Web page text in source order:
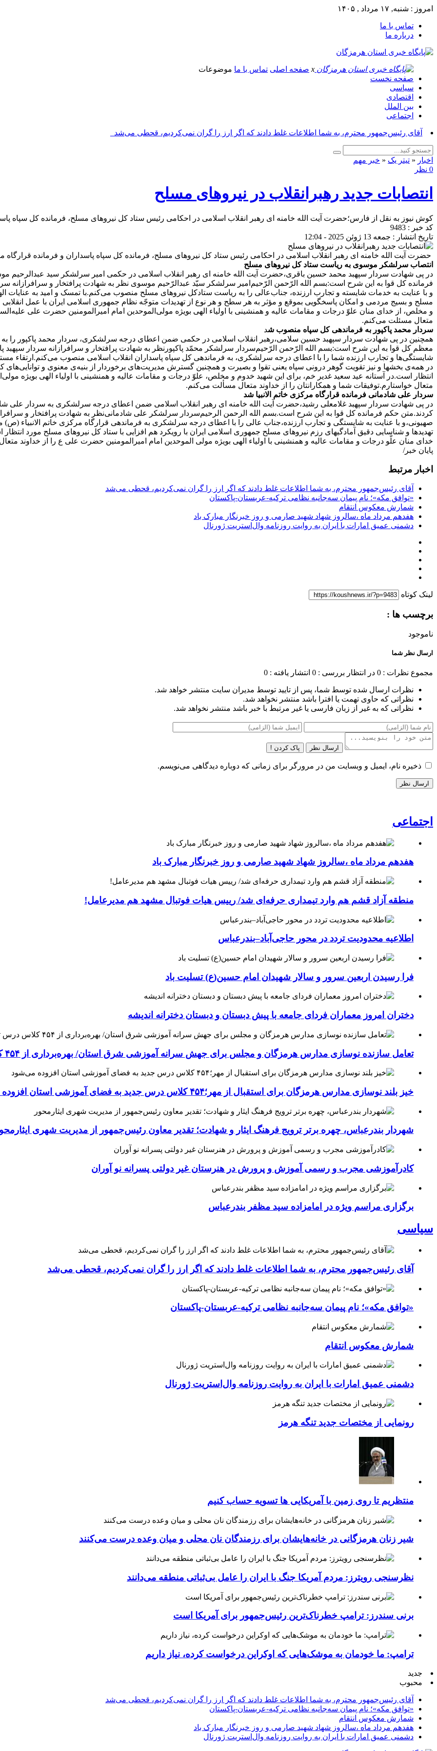
امروز : شنبه, ۱۷ مرداد , ۱۴۰۵
تماس با ما
درباره ما
x صفحه اصلی تماس با ما موضوعات
صفحه نخست
سیاسی
اقتصادی
بین الملل
اجتماعی
آقای رئیس‌جمهور محترم، به شما اطلاعات غلط دادند که اگر ارز را گران نمی‌کردیم، قحطی می‌شد_
اخبار « تیتر یک « خبر مهم
0 نظر
انتصابات جدید رهبرانقلاب در نیروهای مسلح
کوش نیوز به نقل از فارس؛حضرت آیت الله خامنه ای رهبر انقلاب اسلامی در احکامی رئیس ستاد کل نیروهای مسلح، فرمانده کل سپاه
کد خبر : 9483
تاریخ انتشار : جمعه 13 ژوئن 2025 - 12:04
حضرت آیت الله خامنه ای رهبر انقلاب اسلامی در احکامی رئیس ستاد کل نیروهای مسلح، فرمانده کل سپاه پاسداران و فرمانده قرارگاه
انتصاب سرلشکر موسوی به ریاست ستاد کل نیروهای مسلح
در پی شهادت سردار سپهبد محمد حسین باقری،حضرت آیت الله خامنه ای رهبر انقلاب اسلامی در حکمی امیر سرلشکر سید عبدالرحیم
فرمانده کل قوا به این شرح است:بسم الله الرّحمن الرّحیم امیر سرلشکر سیّد عبدالرّحیم موسوی نظر به شهادت پرافتخار و
و با عنایت به خدمات شایسته و تجارب ارزنده، جناب‌عالی را به ریاست ستادکل نیروهای مسلح منصوب می‌کنم.با تمسک و امید به عنایات
مسلح و بسیج مردمی و امکان پاسخگویی بموقع و مؤثر به هر سطح و هر نوع از تهدیدات متوجّه نظام جمهوری اسلامی ایران با عمل
و مخلص، از خدای منان علوّ درجات و مقامات عالیه و همنشینی با اولیاء الهی بویژه مولی‌الموحدین امام امیرالمومنین حضرت علی
متعال مسئلت می‌کنم.
سردار محمد پاکپور به فرماندهی کل سپاه منصوب شد
همچنین در پی شهادت سردار سپهبد حسین سلامی،رهبر انقلاب اسلامی در حکمی ضمن اعطای درجه سرلشکری، سردار محمد پاکپور را
معظم کل قوا به این شرح است:بسم الله الرّحمن الرّحیمسردار سرلشکر محمّد پاکپور نظر به شهادت پرافتخار و سرافرازانه سردار
شایستگی‌ها و تجارب ارزنده شما را با اعطای درجه سرلشکری، به فرماندهی کل سپاه پاسداران انقلاب اسلامی منصوب می‌کنم. ارتقاء
در همه‌ی بخشها و نیز تقویت گوهر درونی سپاه یعنی تقوا و بصیرت و همچنین گسترش مدیریت‌های برخوردار از بنیه‌ی معنوی و
انتظار است.در آستانه عید سعید غدیر خم، برای این شهید خدوم و مخلص، علوّ درجات و مقامات عالیه و همنشینی با اولیاء الهی بویژه
متعال خواستارم.توفیقات شما و همکارانتان را از خداوند متعال مسألت می‌کنم.
سردار علی شادمانی فرمانده قرارگاه مرکزی خاتم الانبیا شد
در پی شهادت سردار سپهبد غلامعلی رشید،حضرت آیت الله خامنه ای رهبر انقلاب اسلامی ضمن اعطای درجه سرلشکری به سردار علی
کردند.متن حکم فرمانده کل قوا به این شرح است.بسم الله الرحمن الرحیمسردار سرلشکر علی شادمانی‌نظر به شهادت پرافتخار و
صهیونی،و با عنایت به شایستگی و تجارب ارزنده،جناب عالی را با اعطای درجه سرلشکری به فرماندهی قرارگاه مرکزی خاتم الانبیاء
تهدیدها و شناسایی دقیق آمادگیهای رزم نیروهای مسلح جمهوری اسلامی ایران با رویکرد هم افزایی با ستاد کل نیروهای مسلح مورد
خدای منان علّو درجات و مقامات عالیه و همنشینی با اولیاء الهی بویژه مولی الموحدین امام امیرالمومنین حضرت علی ع را از خداوند
پایان خبر/
اخبار مرتبط
آقای رئیس‌جمهور محترم، به شما اطلاعات غلط دادند که اگر ارز را گران نمی‌کردیم، قحطی می‌شد
«توافق مکه»؛ نام پیمان سه‌جانبه نظامی ترکیه-عربستان-پاکستان
شمارش معکوس انتقام
هفدهم مرداد ماه ،سالروز شهاد شهید صارمی و روز خبرنگار مبارک باد
دشمنی عمیق امارات با ایران به روایت روزنامه وال‌استریت ژورنال
لینک کوتاه
برچسب ها :
ناموجود
ارسال نظر شما
مجموع نظرات : 0 در انتظار بررسی : 0 انتشار یافته : 0
نظرات ارسال شده توسط شما، پس از تایید توسط مدیران سایت منتشر خواهد شد.
نظراتی که حاوی تهمت یا افترا باشد منتشر نخواهد شد.
نظراتی که به غیر از زبان فارسی یا غیر مرتبط با خبر باشد منتشر نخواهد شد.
ارسال نظر پاک کردن !
ذخیره نام، ایمیل و وبسایت من در مرورگر برای زمانی که دوباره دیدگاهی می‌نویسم.
اجتماعی
هفدهم مرداد ماه ،سالروز شهاد شهید صارمی و روز خبرنگار مبارک باد
منطقه آزاد قشم هم وارد تیمداری حرفه‌ای شد/ رییس هیات فوتبال مشهد هم مدیرعامل!
اطلاعیه محدودیت تردد در محور حاجی‌آباد–بندرعباس
فرا رسیدن اربعین سرور و سالار شهیدان امام حسین(ع) تسلیت باد
دختران امروز معماران فردای جامعه با پیش دبستان و دبستان دخترانه اندیشه
تعامل سازنده نوسازی مدارس هرمزگان و مجلس برای جهش سرانه آموزشی شرق استان/ بهره‌برداری از ۴۵۴ کلاس درس تا مهرماه
خیز بلند نوسازی مدارس هرمزگان برای استقبال از مهر؛۴۵۴ کلاس درس جدید به فضای آموزشی استان افزوده می‌شود
شهردار بندرعباس، چهره برتر ترویج فرهنگ ایثار و شهادت؛ تقدیر معاون رئیس‌جمهور از مدیریت شهری
کادرآموزشی مجرب و رسمی آموزش و پرورش در هنرستان غیر دولتی پسرانه نو آوران
برگزاری مراسم ویژه در امامزاده سید مظفر بندرعباس
سیاسی
آقای رئیس‌جمهور محترم، به شما اطلاعات غلط دادند که اگر ارز را گران نمی‌کردیم، قحطی می‌شد
«توافق مکه»؛ نام پیمان سه‌جانبه نظامی ترکیه-عربستان-پاکستان
شمارش معکوس انتقام
دشمنی عمیق امارات با ایران به روایت روزنامه وال‌استریت ژورنال
رونمایی از مختصات جدید تنگه هرمز
منتظریم تا روی زمین با آمریکایی ها تسویه حساب کنیم
شیر زنان هرمزگانی در خانه‌هایشان برای رزمندگان نان محلی و میان وعده درست می‌کنند
نظرسنجی رویترز: مردم آمریکا جنگ با ایران را عامل بی‌ثباتی منطقه می‌دانند
برنی سندرز: ترامپ خطرناک‌ترین رئیس‌جمهور برای آمریکا است
ترامپ: ما خودمان به موشک‌هایی که اوکراین درخواست کرده، نیاز داریم
جدید
محبوب
آقای رئیس‌جمهور محترم، به شما اطلاعات غلط دادند که اگر ارز را گران نمی‌کردیم، قحطی می‌شد
«توافق مکه»؛ نام پیمان سه‌جانبه نظامی ترکیه-عربستان-پاکستان
شمارش معکوس انتقام
هفدهم مرداد ماه ،سالروز شهاد شهید صارمی و روز خبرنگار مبارک باد
دشمنی عمیق امارات با ایران به روایت روزنامه وال‌استریت ژورنال